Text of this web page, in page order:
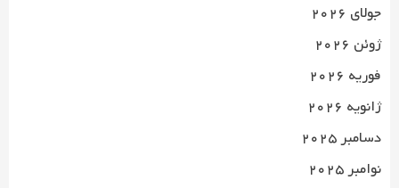
جولای 2026
ژوئن 2026
فوریه 2026
ژانویه 2026
دسامبر 2025
نوامبر 2025